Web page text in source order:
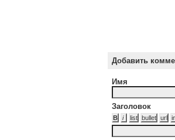
Добавить
Имя
Заголовок